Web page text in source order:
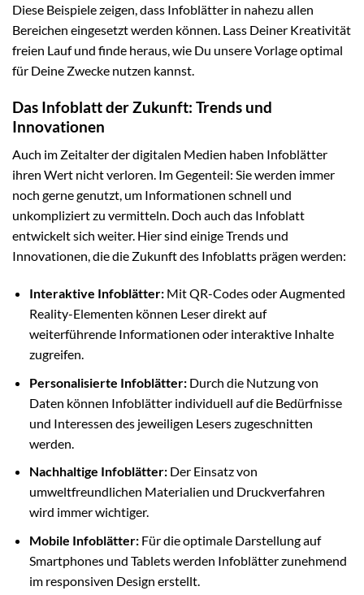
Diese Beispiele zeigen, dass Infoblätter in nahezu allen
Bereichen eingesetzt werden können. Lass Deiner Kreativität
freien Lauf und finde heraus, wie Du unsere Vorlage optimal
für Deine Zwecke nutzen kannst.
Das Infoblatt der Zukunft: Trends und
Innovationen
Auch im Zeitalter der digitalen Medien haben Infoblätter
ihren Wert nicht verloren. Im Gegenteil: Sie werden immer
noch gerne genutzt, um Informationen schnell und
unkompliziert zu vermitteln. Doch auch das Infoblatt
entwickelt sich weiter. Hier sind einige Trends und
Innovationen, die die Zukunft des Infoblatts prägen werden:
Interaktive Infoblätter:Mit QR-Codes oder Augmented
Reality-Elementen können Leser direkt auf
weiterführende Informationen oder interaktive Inhalte
zugreifen.
Personalisierte Infoblätter:Durch die Nutzung von
Daten können Infoblätter individuell auf die Bedürfnisse
und Interessen des jeweiligen Lesers zugeschnitten
werden.
Nachhaltige Infoblätter:Der Einsatz von
umweltfreundlichen Materialien und Druckverfahren
wird immer wichtiger.
Mobile Infoblätter:Für die optimale Darstellung auf
Smartphones und Tablets werden Infoblätter zunehmend
im responsiven Design erstellt.